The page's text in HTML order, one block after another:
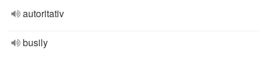
autoritativ
busily